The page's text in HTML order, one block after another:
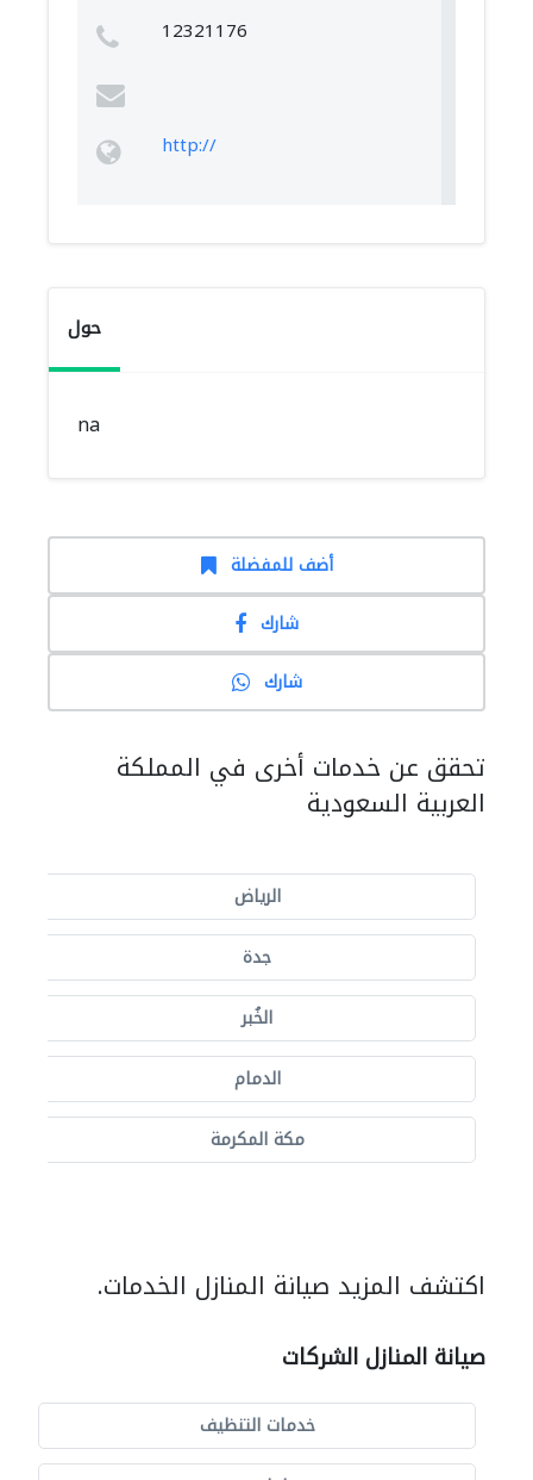
12321176
http://
حول
na
أضف للمفضلة
شارك
شارك
تحقق عن خدمات أخرى في المملكة
العربية السعودية
الرياض
جدة
الخُبر
الدمام
مكة المكرمة
اكتشف المزيد صيانة المنازل الخدمات.
صيانة المنازل الشركات
خدمات التنظيف